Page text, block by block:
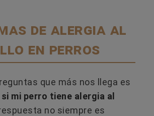
de alergia al
en perros
que más nos llega es
mi perro tiene alergia al
no siempre es